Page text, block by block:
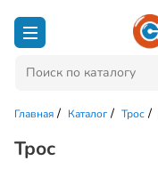
Главная Каталог Трос
Трос